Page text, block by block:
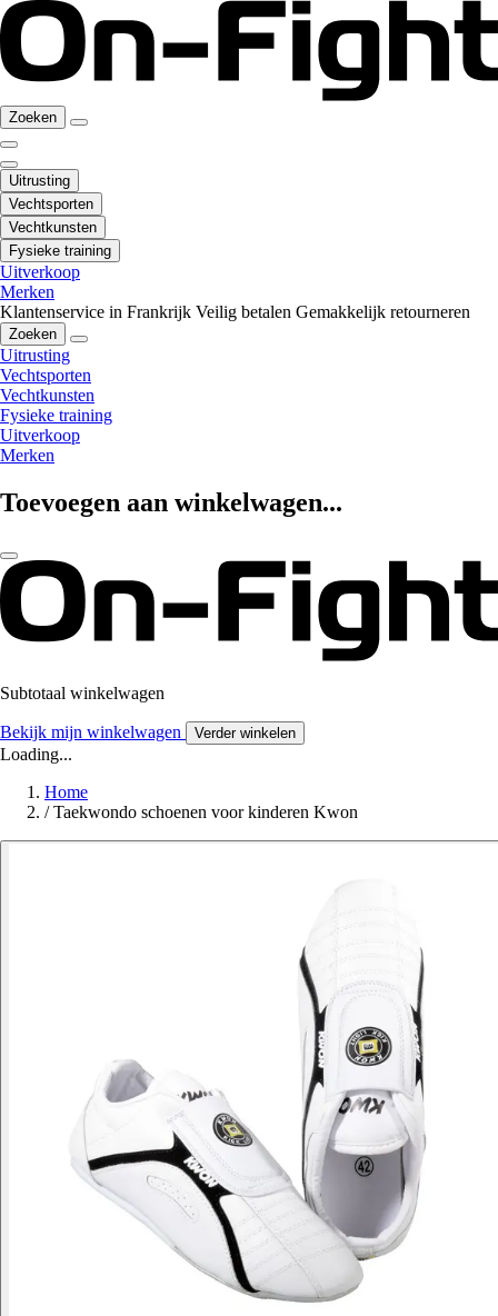
Zoeken
Uitrusting
Vechtsporten
Vechtkunsten
Fysieke training
Uitverkoop
Merken
Klantenservice in Frankrijk Veilig betalen Gemakkelijk retourneren
Zoeken
Uitrusting
Vechtsporten
Vechtkunsten
Fysieke training
Uitverkoop
Merken
Toevoegen aan winkelwagen...
Subtotaal winkelwagen
Bekijk mijn winkelwagen Verder winkelen
Loading...
Home
/ Taekwondo schoenen voor kinderen Kwon